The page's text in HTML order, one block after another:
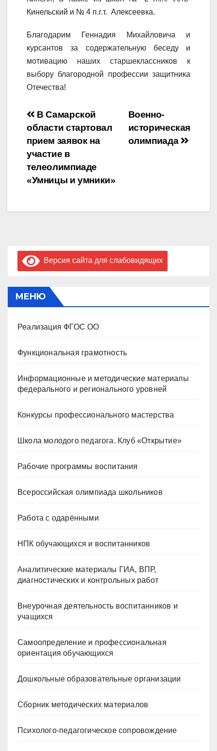
Кинельский и № 4 п.г.т. Алексеевка.
Благодарим Геннадия Михайловича и
курсантов за содержательную беседу и
мотивацию наших старшеклассников к
выбору благородной профессии защитника
Отечества!
Навигация
по
записям
Военно-
историческая
олимпиада
В Самарской
области стартовал
прием заявок на
участие в
телеолимпиаде
«Умницы и умники»
Версия сайта для слабовидящих
МЕНЮ
Реализация ФГОС ОО
Функциональная грамотность
Информационные и методические материалы
федерального и регионального уровней
Конкурсы профессионального мастерства
Школа молодого педагога. Клуб «Открытие»
Рабочие программы воспитания
Всероссийская олимпиада школьников
Работа с одарёнными
НПК обучающихся и воспитанников
Аналитические материалы ГИА, ВПР,
диагностических и контрольных работ
Внеурочная деятельность воспитанников и
учащихся
Самоопределение и профессиональная
ориентация обучающихся
Дошкольные образовательные организации
Сборник методических материалов
Психолого-педагогическое сопровождение